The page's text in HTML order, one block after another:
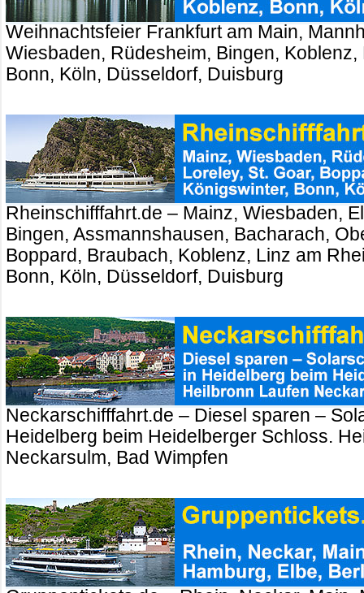
Weihnachtsfeier Frankfurt am Main,
Wiesbaden, Rüdesheim, Bingen, Koblenz,
Bonn, Köln, Düsseldorf, Duisburg
Rheinschifffahrt.de – Mainz, Wiesbaden,
Bingen, Assmannshausen, Bacharach,
Boppard, Braubach, Koblenz, Linz am
Bonn, Köln, Düsseldorf, Duisburg
Neckarschifffahrt.de – Diesel sparen –
Heidelberg beim Heidelberger Schloss.
Neckarsulm, Bad Wimpfen